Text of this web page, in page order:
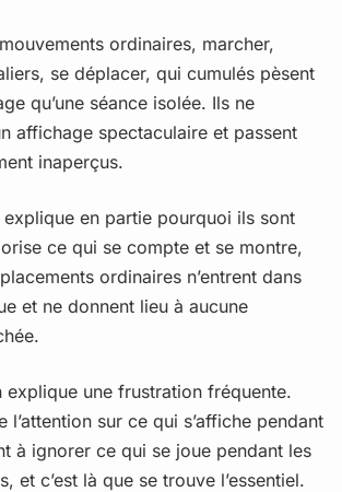
ordinaires, marcher,
se déplacer, qui cumulés pèsent
qu’une séance isolée. Ils ne
affichage spectaculaire et passent
inaperçus.
en partie pourquoi ils sont
ce qui se compte et se montre,
ordinaires n’entrent dans
et ne donnent lieu à aucune
explique une frustration fréquente.
l’attention sur ce qui s’affiche pendant
à ignorer ce qui se joue pendant les
et c’est là que se trouve l’essentiel.